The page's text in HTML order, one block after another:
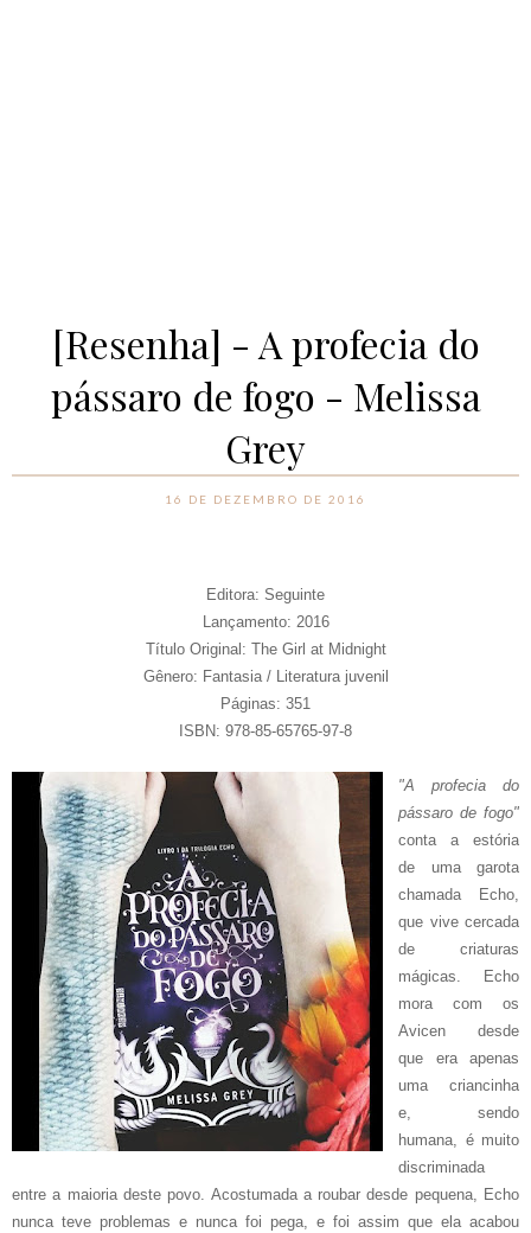
[Resenha] - A profecia do
pássaro de fogo - Melissa
Grey
16 DE DEZEMBRO DE 2016
Editora: Seguinte
Lançamento: 2016
Título Original: The Girl at Midnight
Gênero: Fantasia / Literatura juvenil
Páginas: 351
ISBN: 978-85-65765-97-8
"A profecia do
pássaro de fogo"
conta a estória
de uma garota
chamada Echo,
que vive cercada
de criaturas
mágicas. Echo
mora com os
Avicen desde
que era apenas
uma criancinha
e, sendo
humana, é muito
discriminada
entre a maioria deste povo. Acostumada a roubar desde pequena, Echo
nunca teve problemas e nunca foi pega, e foi assim que ela acabou